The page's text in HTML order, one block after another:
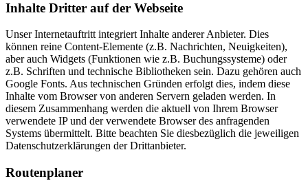
Inhalte Dritter auf der Webseite
Unser Internetauftritt integriert Inhalte anderer Anbieter. Dies
können reine Content-Elemente (z.B. Nachrichten, Neuigkeiten),
aber auch Widgets (Funktionen wie z.B. Buchungssysteme) oder
z.B. Schriften und technische Bibliotheken sein. Dazu gehören auch
Google Fonts. Aus technischen Gründen erfolgt dies, indem diese
Inhalte vom Browser von anderen Servern geladen werden. In
diesem Zusammenhang werden die aktuell von Ihrem Browser
verwendete IP und der verwendete Browser des anfragenden
Systems übermittelt. Bitte beachten Sie diesbezüglich die jeweiligen
Datenschutzerklärungen der Drittanbieter.
Routenplaner